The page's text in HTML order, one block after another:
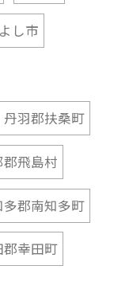
し市
丹羽郡扶桑町
郡飛島村
多郡南知多町
郡幸田町